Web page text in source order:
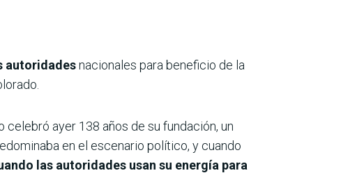
autoridadesnacionales para beneficio de la
ayer 138 años de su fundación, un
en el escenario político, y cuando
las autoridades usan su energía para